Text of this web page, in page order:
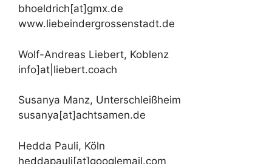
bhoeldrich[at]gmx.de
www.liebeindergrossenstadt.de
Wolf-Andreas Liebert, Koblenz
info]at|liebert.coach
Susanya Manz, Unterschleißheim
susanya[at]achtsamen.de
Hedda Pauli, Köln
heddapauli[at]googlemail.com